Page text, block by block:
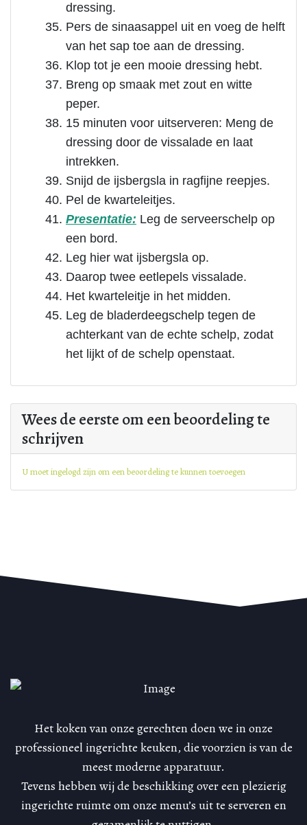
dressing.
Pers de sinaasappel uit en voeg de helft
van het sap toe aan de dressing.
Klop tot je een mooie dressing hebt.
Breng op smaak met zout en witte
peper.
15 minuten voor uitserveren: Meng de
dressing door de vissalade en laat
intrekken.
Snijd de ijsbergsla in ragfijne reepjes.
Pel de kwarteleitjes.
Presentatie: Leg de serveerschelp op
een bord.
Leg hier wat ijsbergsla op.
Daarop twee eetlepels vissalade.
Het kwarteleitje in het midden.
Leg de bladerdeegschelp tegen de
achterkant van de echte schelp, zodat
het lijkt of de schelp openstaat.
Wees de eerste om een beoordeling te
schrijven
U moet ingelogd zijn om een beoordeling te kunnen toevoegen
Het koken van onze gerechten doen we in onze
professioneel ingerichte keuken, die voorzien is van de
meest moderne apparatuur.
Tevens hebben wij de beschikking over een plezierig
ingerichte ruimte om onze menu’s uit te serveren en